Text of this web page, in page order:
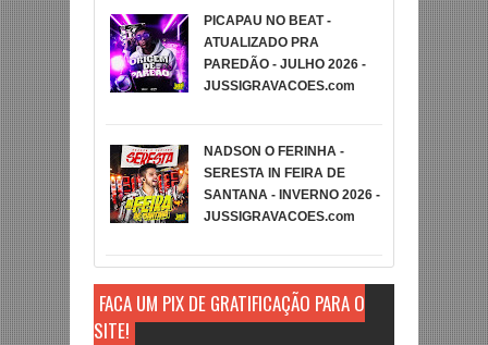
PICAPAU NO BEAT -
ATUALIZADO PRA
PAREDÃO - JULHO 2026 -
JUSSIGRAVACOES.com
NADSON O FERINHA -
SERESTA IN FEIRA DE
SANTANA - INVERNO 2026 -
JUSSIGRAVACOES.com
FAÇA UM PIX DE GRATIFICAÇÃO PARA O
SITE!